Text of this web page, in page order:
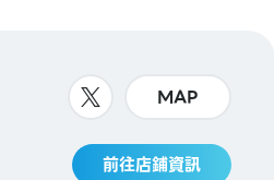
MAP
前往店鋪資訊